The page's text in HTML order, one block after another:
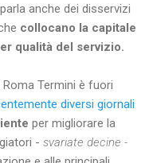
parla anche dei disservizi
collocano la capitale
qualità del servizio.
Roma Termini è fuori
diversi giornali
per migliorare la
- svariate decine -